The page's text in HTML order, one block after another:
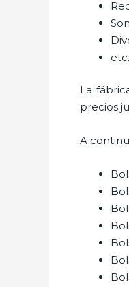
etc.
La
precios
A